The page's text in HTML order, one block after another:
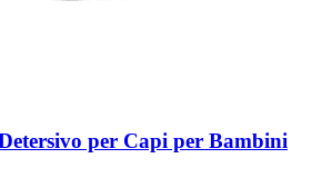
per Capi per Bambini